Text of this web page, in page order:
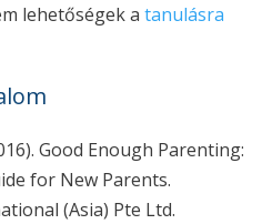
lehetőségek a tanulásra
Good Enough Parenting:
for New Parents.
(Asia) Pte Ltd.